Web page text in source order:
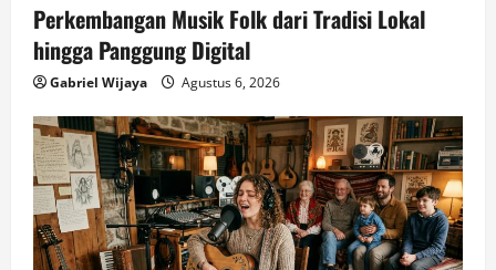
Perkembangan Musik Folk dari Tradisi Lokal
hingga Panggung Digital
Gabriel Wijaya Agustus 6, 2026